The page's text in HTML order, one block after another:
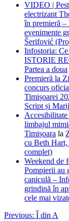
VIDEO |
electrizant
în premieră –
evenimente
Šerifović
Infostoria:
ISTORIE
Partea a doua
Premieră la
concurs
Timișoarei
Script și
limbajul
Timișoara la
cu Beth
complet)
Weekend de
Pompierii au
caniculă –
grindină în
cele mai
Navigare
Previous: Î din A